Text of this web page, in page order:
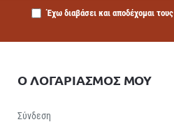
Έχω διαβάσει και αποδέχομαι τους
Ο ΛΟΓΑΡΙΑΣΜΟΣ ΜΟΥ
Σύνδεση